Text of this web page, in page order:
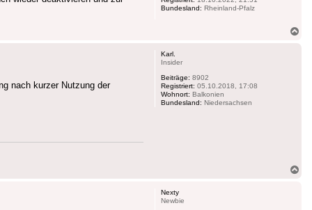
Bundesland: Rheinland-Pfalz
Karl.
Insider
Beiträge: 8902
Registriert: 05.10.2018, 17:08
Wohnort: Balkonien
Bundesland: Niedersachsen
nach kurzer Nutzung der
Nexty
Newbie